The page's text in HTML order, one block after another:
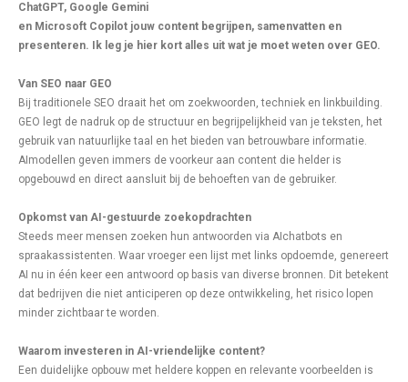
ChatGPT, Google Gemini
en Microsoft Copilot jouw content begrijpen, samenvatten en
presenteren. Ik leg je hier kort alles uit wat je moet weten over GEO.
Van SEO naar GEO
Bij traditionele SEO draait het om zoekwoorden, techniek en linkbuilding.
GEO legt de nadruk op de structuur en begrijpelijkheid van je teksten, het
gebruik van natuurlijke taal en het bieden van betrouwbare informatie.
AImodellen geven immers de voorkeur aan content die helder is
opgebouwd en direct aansluit bij de behoeften van de gebruiker.
Opkomst van AI-gestuurde zoekopdrachten
Steeds meer mensen zoeken hun antwoorden via AIchatbots en
spraakassistenten. Waar vroeger een lijst met links opdoemde, genereert
AI nu in één keer een antwoord op basis van diverse bronnen. Dit betekent
dat bedrijven die niet anticiperen op deze ontwikkeling, het risico lopen
minder zichtbaar te worden.
Waarom investeren in AI-vriendelijke content?
Een duidelijke opbouw met heldere koppen en relevante voorbeelden is